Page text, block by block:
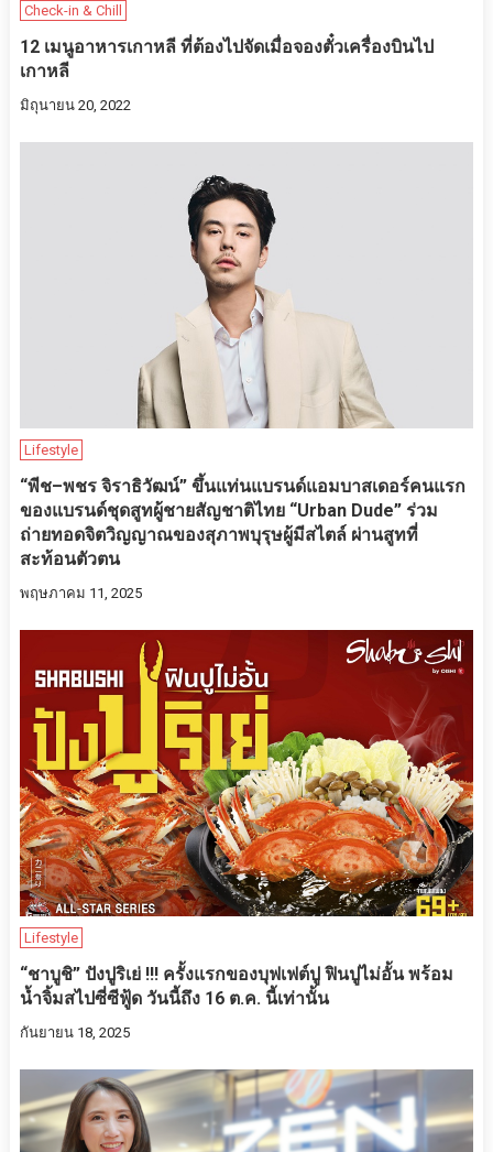
Check-in & Chill
12 เมนูอาหารเกาหลี ที่ต้องไปจัดเมื่อจองตั๋วเครื่องบินไป
เกาหลี
มิถุนายน 20, 2022
Lifestyle
“พีช–พชร จิราธิวัฒน์” ขึ้นแท่นแบรนด์แอมบาสเดอร์คนแรก
ของแบรนด์ชุดสูทผู้ชายสัญชาติไทย “Urban Dude” ร่วม
ถ่ายทอดจิตวิญญาณของสุภาพบุรุษผู้มีสไตล์ ผ่านสูทที่
สะท้อนตัวตน
พฤษภาคม 11, 2025
Lifestyle
“ชาบูชิ” ปังปูริเย่ !!! ครั้งแรกของบุฟเฟต์ปู ฟินปูไม่อั้น พร้อม
น้ำจิ้มสไปซี่ซีฟู้ด วันนี้ถึง 16 ต.ค. นี้เท่านั้น
กันยายน 18, 2025